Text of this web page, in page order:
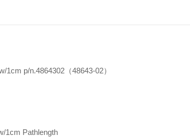
p/n.4864302（48643-02）
1cm Pathlength